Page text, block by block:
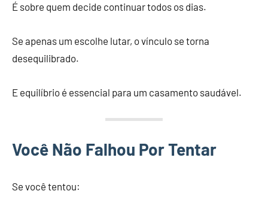
É sobre quem decide continuar todos os dias.
Se apenas um escolhe lutar, o vínculo se torna
desequilibrado.
E equilíbrio é essencial para um casamento saudável.
Você Não Falhou Por Tentar
Se você tentou: